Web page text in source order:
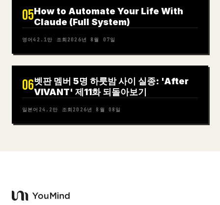
05How to Automate Your Life With
Claude (Full System)
영어42.1만 조회 2026년 8월 07일
06벳판 멤버 5명 하룻밤 사이 실종: 'After
VIVANT' 제11화 되돌아보기
일본어 24.2만 조회 2026년 8월 08일